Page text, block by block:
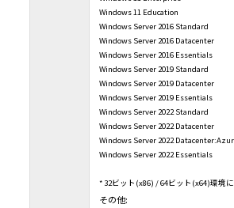
Windows 11 Education
Windows Server 2016 Standard
Windows Server 2016 Datacenter
Windows Server 2016 Essentials
Windows Server 2019 Standard
Windows Server 2019 Datacenter
Windows Server 2019 Essentials
Windows Server 2022 Standard
Windows Server 2022 Datacenter
Windows Server 2022
Windows Server 2022 Essentials
* 32ビット(x86) / 64ビット(x64)環境に
その他: